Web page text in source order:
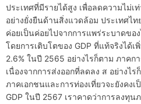
ประเทศที่มีรายได้สูง เพื่อลดความไม่เ
อย่างยั่งยืนด้านสิ่งแวดล้อม ประเทศไ
ค่อยเป็นค่อยไปจากการแพร่ระบาดขอ
โดยการเติบโตของ GDP ที่แท้จริงได้
2.6% ในปี 2565 อย่างไรก็ตาม ภาค
เนื่องจากการส่งออกที่ลดลง ส อย่างไ
ภาคเอกชนและการท่องเที่ยวจะยังคง
GDP ในปี 2567 เราคาดว่าการลงทุ